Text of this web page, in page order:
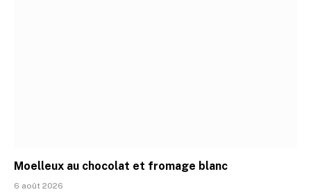
Moelleux au chocolat et fromage blanc
6 août 2026